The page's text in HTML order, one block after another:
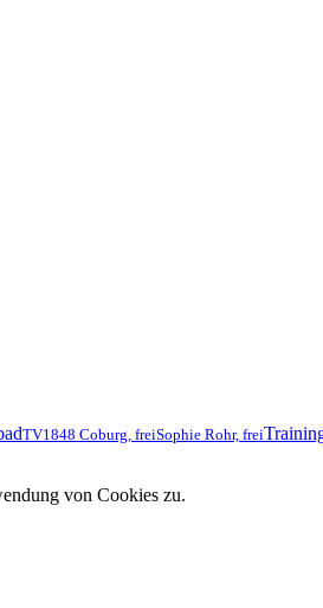
TV1848 Coburg, freiSophie Rohr, frei
von Cookies zu.